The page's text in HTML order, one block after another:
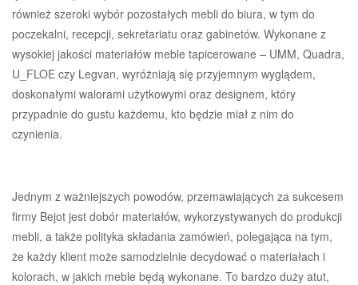
również szeroki wybór pozostałych mebli do biura, w tym do
poczekalni, recepcji, sekretariatu oraz gabinetów. Wykonane z
wysokiej jakości materiałów meble tapicerowane – UMM, Quadra,
U_FLOE czy Legvan, wyróżniają się przyjemnym wyglądem,
doskonałymi walorami użytkowymi oraz designem, który
przypadnie do gustu każdemu, kto będzie miał z nim do
czynienia.
Jednym z ważniejszych powodów, przemawiających za sukcesem
firmy Bejot jest dobór materiałów, wykorzystywanych do produkcji
mebli, a także polityka składania zamówień, polegająca na tym,
że każdy klient może samodzielnie decydować o materiałach i
kolorach, w jakich meble będą wykonane. To bardzo duży atut,